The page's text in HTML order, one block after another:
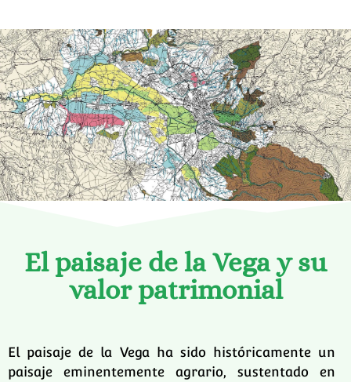
El paisaje de la Vega y su
valor patrimonial
El paisaje de la Vega ha sido históricamente un
paisaje eminentemente agrario, sustentado en